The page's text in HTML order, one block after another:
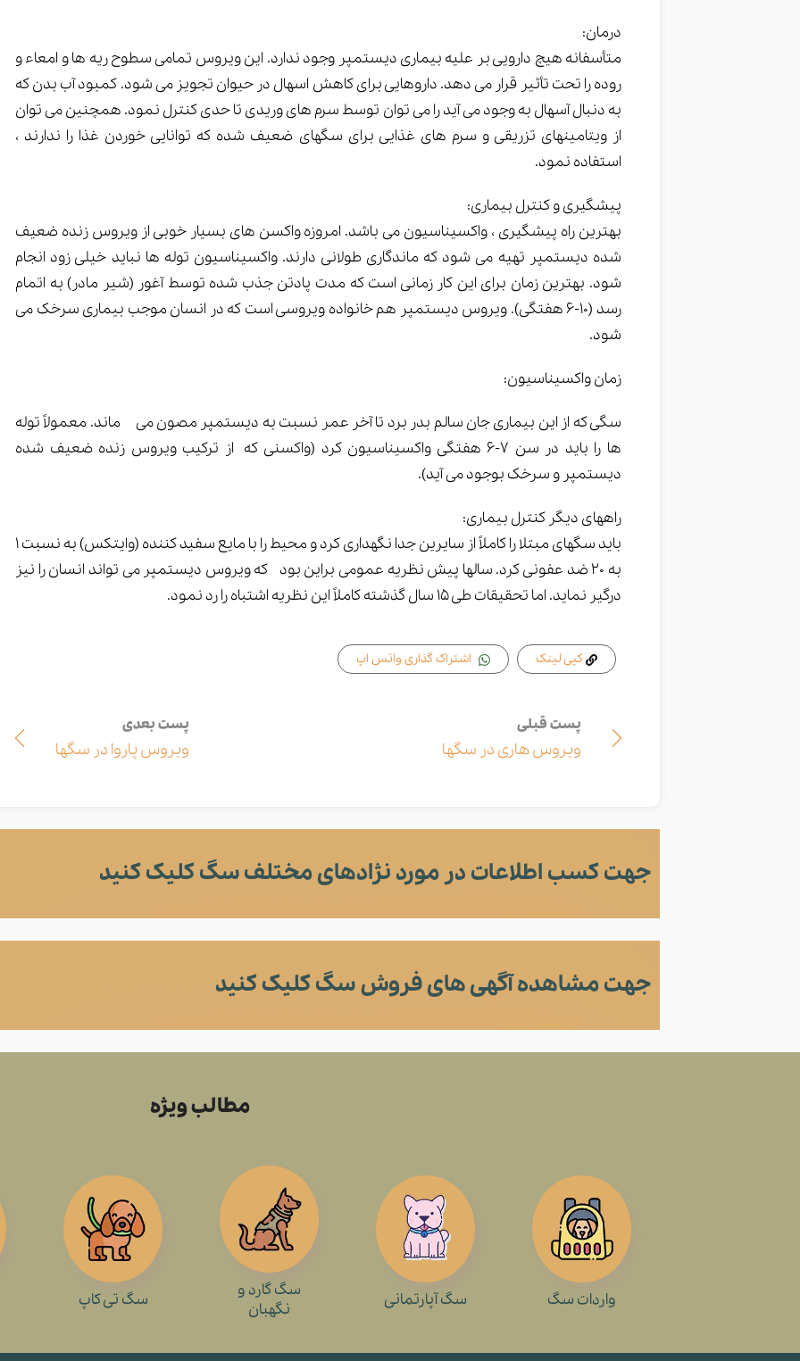
درمان:
متأسفانه هیچ دارویی بر علیه بیماری دیستمپر وجود ندارد. این ویروس تمامی سطوح ریه ها و امعاء و
روده را تحت تأثیر قرار می دهد. داروهایی برای کاهش اسهال در حیوان تجویز می شود. کمبود آب بدن که
به دنبال آسهال به وجود می آید را می توان توسط سرم های وریدی تا حدی کنترل نمود. همچنین می توان
از ویتامینهای تزریقی و سرم های غذایی برای سگهای ضعیف شده که توانایی خوردن غذا را ندارند ،
استفاده نمود.
پیشگیری و کنترل بیماری:
بهترین راه پیشگیری ، واکسیناسیون می باشد. امروزه واکسن های بسیار خوبی از ویروس زنده ضعیف
شده دیستمپر تهیه می شود که ماندگاری طولانی دارند. واکسیناسیون توله ها نباید خیلی زود انجام
شود. بهترین زمان برای این کار زمانی است که مدت پادتن جذب شده توسط آغور (شیر مادر) به اتمام
رسد (10-6 هفتگی). ویروس دیستمپر هم خانواده ویروسی است که در انسان موجب بیماری سرخک می
شود.
زمان واکسیناسیون:
سگی که از این بیماری جان سالم بدر برد تا آخر عمر نسبت به دیستمپر مصون می ماند. معمولاً توله
ها را باید در سن 7-6 هفتگی واکسیناسیون کرد (واکسنی که از ترکیب ویروس زنده ضعیف شده
دیستمپر و سرخک بوجود می آید).
راههای دیگر کنترل بیماری:
باید سگهای مبتلا را کاملاً از سایرین جدا نگهداری کرد و محیط را با مایع سفید کننده (وایتکس) به نسبت 1
به 20 ضد عفونی کرد. سالها پیش نظریه عمومی براین بود که ویروس دیستمپر می تواند انسان را نیز
درگیر نماید. اما تحقیقات طی 15 سال گذشته کاملاً این نظریه اشتباه را رد نمود.
کپی لینک اشتراک گذاری واتس اپ
پست بعدی
ویروس پاروا در سگها
پست قبلی
ویروس هاری در سگها
جهت کسب اطلاعات در مورد نژادهای مختلف سگ کلیک کنید
جهت مشاهده آگهی های فروش سگ کلیک کنید
مطالب ویژه
واردات سگ سگ آپارتمانی
سگ گارد و
نگهبان
سگ تی کاپ